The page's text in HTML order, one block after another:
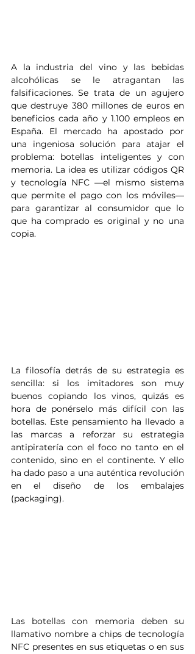
A la industria del vino y las bebidas
alcohólicas se le atragantan las
falsificaciones. Se trata de un agujero
que destruye 380 millones de euros en
beneficios cada año y 1.100 empleos en
España. El mercado ha apostado por
una ingeniosa solución para atajar el
problema: botellas inteligentes y con
memoria. La idea es utilizar códigos QR
y tecnología NFC —el mismo sistema
que permite el pago con los móviles—
para garantizar al consumidor que lo
que ha comprado es original y no una
copia.
La filosofía detrás de su estrategia es
sencilla: si los imitadores son muy
buenos copiando los vinos, quizás es
hora de ponérselo más difícil con las
botellas. Este pensamiento ha llevado a
las marcas a reforzar su estrategia
antipiratería con el foco no tanto en el
contenido, sino en el continente. Y ello
ha dado paso a una auténtica revolución
en el diseño de los embalajes
(packaging).
Las botellas con memoria deben su
llamativo nombre a chips de tecnología
NFC presentes en sus etiquetas o en sus